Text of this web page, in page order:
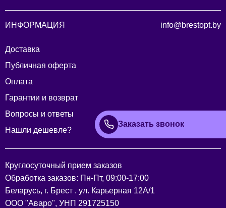
ИНФОРМАЦИЯ
Доставка
Публичная оферта
Оплата
Гарантии и возврат
Вопросы и ответы
Нашли дешевле?
info@brestopt.by
Заказать звонок
Круглосуточный прием заказов
Обработка заказов: Пн-Пт, 09:00-17:00
Беларусь, г. Брест . ул. Карьерная 12А/1
ООО "Аваро", УНП 291725150